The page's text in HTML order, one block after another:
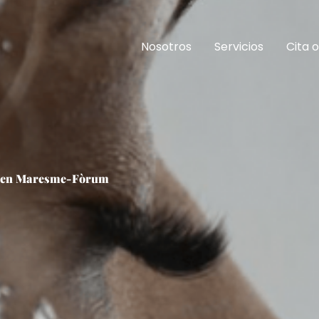
Nosotros Servicios Cita
Maresme-Fòrum